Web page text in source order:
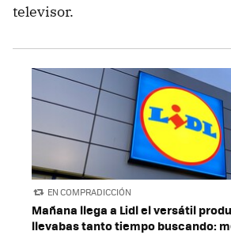
televisor.
EN COMPRADICCIÓN
Mañana llega a Lidl el versátil
llevabas tanto tiempo buscando: